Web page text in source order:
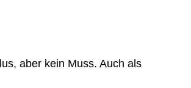
aber kein Muss. Auch als